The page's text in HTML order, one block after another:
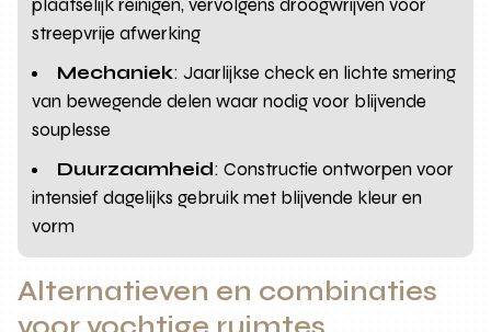
plaatselijk reinigen, vervolgens droogwrijven voor
streepvrije afwerking
Mechaniek: Jaarlijkse check en lichte smering
van bewegende delen waar nodig voor blijvende
souplesse
Duurzaamheid: Constructie ontworpen voor
intensief dagelijks gebruik met blijvende kleur en
vorm
Alternatieven en combinaties